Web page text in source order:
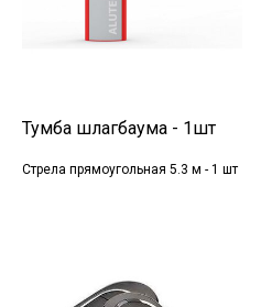
Тумба шлагбаума - 1шт
Стрела прямоугольная 5.3 м - 1 шт